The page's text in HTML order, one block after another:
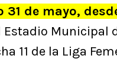
de mayo,
Estadio Municipal
11 de la Liga